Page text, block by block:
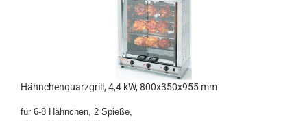
Hähnchenquarzgrill, 4,4 kW, 800x350x955 mm
für 6-8 Hähnchen, 2 Spieße,